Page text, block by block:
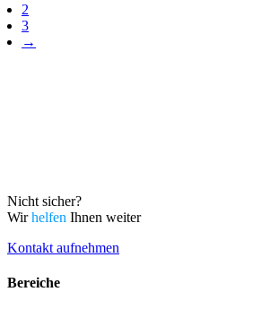
2
3
→
Nicht sicher?
Wirhelfen Ihnen weiter
Kontakt aufnehmen
Bereiche